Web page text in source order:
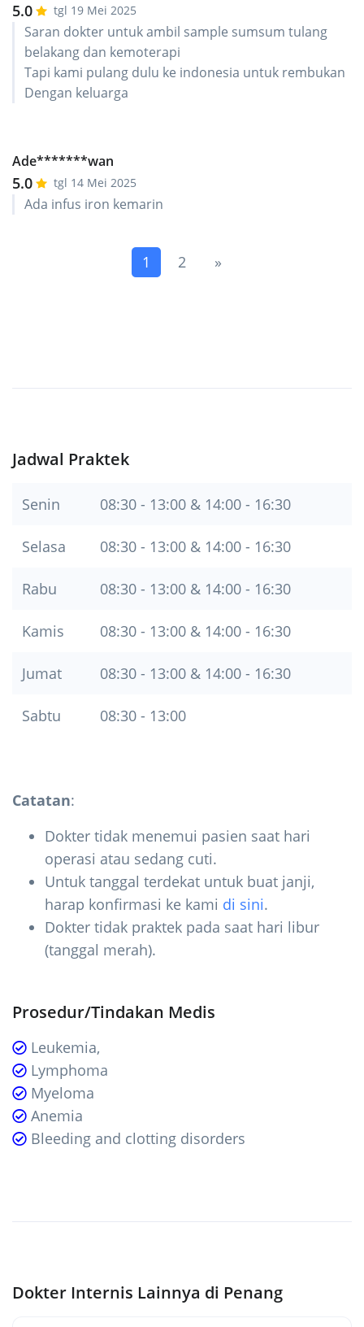
5.0 tgl 19 Mei 2025
Saran dokter untuk ambil sample sumsum tulang
belakang dan kemoterapi
Tapi kami pulang dulu ke indonesia untuk rembukan
Dengan keluarga
Ade*******wan
5.0 tgl 14 Mei 2025
Ada infus iron kemarin
1 (current)
2 »Next
Jadwal Praktek
Senin 08:30 - 13:00 & 14:00 - 16:30
Selasa 08:30 - 13:00 & 14:00 - 16:30
Rabu 08:30 - 13:00 & 14:00 - 16:30
Kamis 08:30 - 13:00 & 14:00 - 16:30
Jumat 08:30 - 13:00 & 14:00 - 16:30
Sabtu 08:30 - 13:00
Catatan:
Dokter tidak menemui pasien saat hari
operasi atau sedang cuti.
Untuk tanggal terdekat untuk buat janji,
harap konfirmasi ke kami di sini.
Dokter tidak praktek pada saat hari libur
(tanggal merah).
Prosedur/Tindakan Medis
Leukemia,
Lymphoma
Myeloma
Anemia
Bleeding and clotting disorders
Dokter Internis Lainnya di Penang